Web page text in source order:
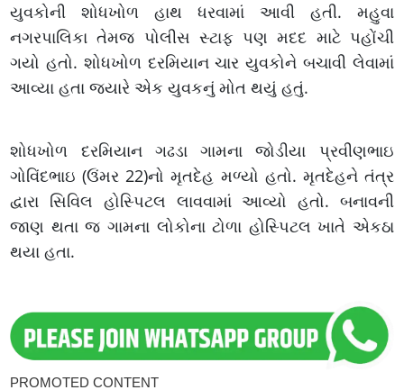
યુવકોની શોધખોળ હાથ ધરવામાં આવી હતી. મહુવા
નગરપાલિકા તેમજ પોલીસ સ્ટાફ પણ મદદ માટે પહોંચી
ગયો હતો. શોધખોળ દરમિયાન ચાર યુવકોને બચાવી લેવામાં
આવ્યા હતા જ્યારે એક યુવકનું મોત થયું હતું.
શોધખોળ દરમિયાન ગઢડા ગામના જોડીયા પ્રવીણભાઇ
ગોવિંદભાઇ (ઉંમર 22)નો મૃતદેહ મળ્યો હતો. મૃતદેહને તંત્ર
દ્વારા સિવિલ હોસ્પિટલ લાવવામાં આવ્યો હતો. બનાવની
જાણ થતા જ ગામના લોકોના ટોળા હોસ્પિટલ ખાતે એકઠા
થયા હતા.